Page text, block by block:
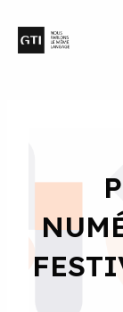
contenu